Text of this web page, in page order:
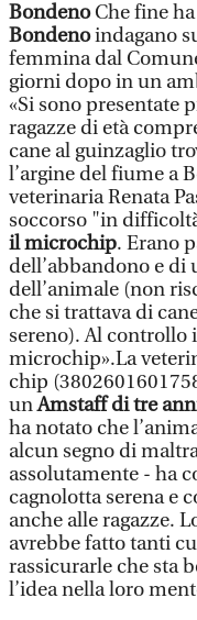
BondenoChe fine
Bondenoindagano
femmina dal
giorni dopo in un
«Si sono presentate
ragazze di età
cane al guinzaglio
l’argine del fiume a
veterinaria Renata
soccorso "in
il microchip. Erano
dell’abbandono e
dell’animale (non
che si trattava di
sereno). Al controllo
microchip».La
chip
unAmstaff di tre
ha notato che
alcun segno di
assolutamente - ha
cagnolotta serena e
anche alle ragazze.
avrebbe fatto tanti
rassicurarle che sta
l’idea nella loro